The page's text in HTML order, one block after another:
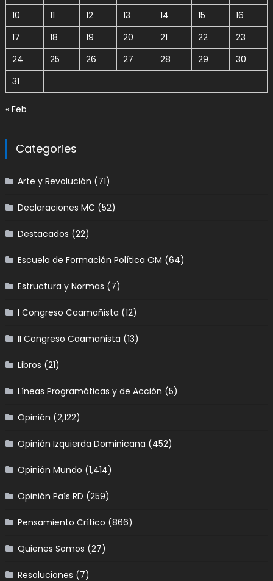
10
11 12 13 14 15
16
17
18 19 20 21 22
23
24
25 26 27 28 29
30
31
« Feb
Categories
Arte y Revolución (71)
Declaraciones MC (52)
Destacados (22)
Escuela de Formación Política OM (64)
Estructura y Normas (7)
I Congreso Caamañista (12)
II Congreso Caamañista (13)
Libros (21)
Líneas Programáticas y de Acción (5)
Opinión (2,122)
Opinión Izquierda Dominicana (452)
Opinión Mundo (1,414)
Opinión País RD (259)
Pensamiento Crítico (866)
Quienes Somos (27)
Resoluciones (7)